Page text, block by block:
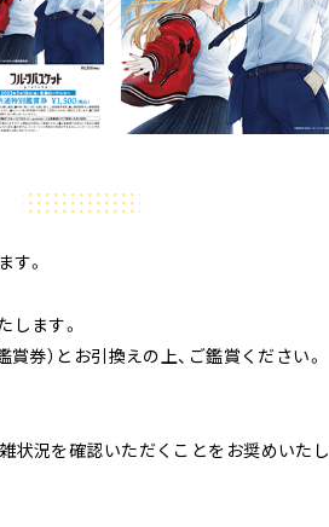
。
ます。
券）とお引換えの上、ご鑑賞ください。
状況を確認いただくことをお奨めいたし